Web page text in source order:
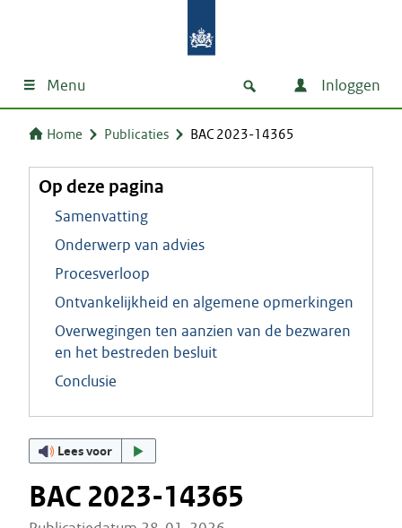
Menu Inloggen
Home Publicaties BAC 2023-14365
Op deze pagina
Samenvatting
Onderwerp van advies
Procesverloop
Ontvankelijkheid en algemene opmerkingen
Overwegingen ten aanzien van de bezwaren
en het bestreden besluit
Conclusie
Lees voor
BAC 2023-14365